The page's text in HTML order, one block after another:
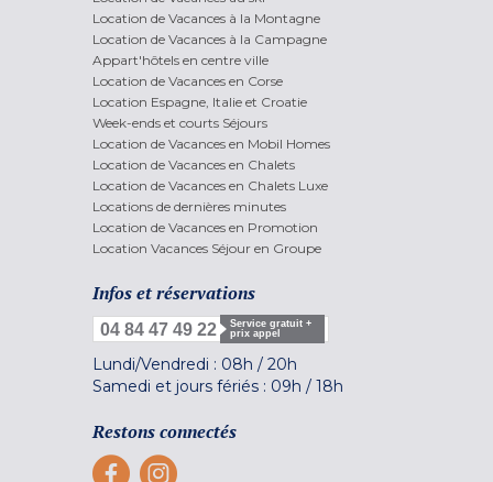
Location de Vacances à la Montagne
Location de Vacances à la Campagne
Appart'hôtels en centre ville
Location de Vacances en Corse
Location Espagne, Italie et Croatie
Week-ends et courts Séjours
Location de Vacances en Mobil Homes
Location de Vacances en Chalets
Location de Vacances en Chalets Luxe
Locations de dernières minutes
Location de Vacances en Promotion
Location Vacances Séjour en Groupe
Infos et réservations
04 84 47 49 22
Service gratuit +
prix appel
Lundi/Vendredi : 08h / 20h
Samedi et jours fériés : 09h / 18h
Restons connectés